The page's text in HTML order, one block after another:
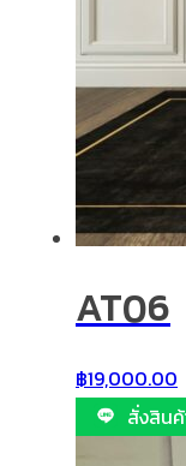
AT06
฿19,000.00
สั่งสิน